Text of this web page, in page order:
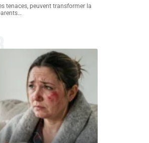
tenaces, peuvent transformer la
…